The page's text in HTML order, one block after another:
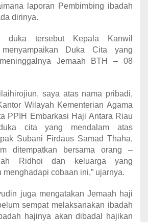
laporan Pembimbing ibadah
dirinya.
duka tersebut Kepala Kanwil
Duka Cita yang
Jemaah BTH – 08
saya atas nama pribadi,
Wilayah Kementerian Agama
PPIH Embarkasi Haji Antara Riau
cita yang mendalam atas
Subani Firdaus Samad Thaha,
ditempatkan bersama orang –
Ridhoi dan keluarga yang
cobaan ini,” ujarnya.
juga mengatakan Jemaah haji
sempat melaksanakan ibadah
hajinya akan dibadal hajikan